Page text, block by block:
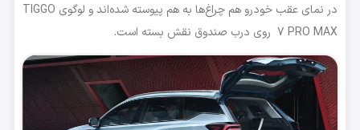
در نمای عقب خودرو هم چراغ‌ها به هم پیوسته شده‌اند و لوگوی TIGGO
7 PRO MAX روی درب صندوق نقش بسته است.